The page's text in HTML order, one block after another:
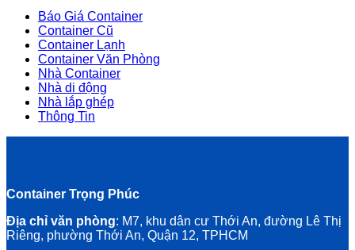
Báo Giá Container
Container Cũ
Container Lạnh
Container Văn Phòng
Nhà Container
Nhà di động
Nhà lắp ghép
Thông Tin
Container Trọng Phúc
Địa chỉ văn phòng: M7, khu dân cư Thới An, đường Lê Thị
Riêng, phường Thới An, Quận 12, TPHCM